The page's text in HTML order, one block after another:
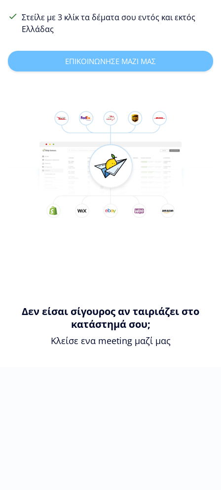
Στείλε με 3 κλίκ τα δέματα σου εντός και εκτός
Ελλάδας
ΕΠΙΚΟΙΝΩΝΗΣΕ ΜΑΖΙ ΜΑΣ
Δεν είσαι σίγουρος αν ταιριάζει στο
κατάστημά σου;
Κλείσε ενα meeting μαζί μας